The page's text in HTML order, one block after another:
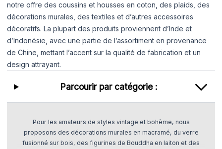
notre offre des coussins et housses en coton, des plaids, des
décorations murales, des textiles et d’autres accessoires
décoratifs. La plupart des produits proviennent d’Inde et
d’Indonésie, avec une partie de l’assortiment en provenance
de Chine, mettant l’accent sur la qualité de fabrication et un
design attrayant.
Parcourir par catégorie :
Pour les amateurs de styles vintage et bohème, nous
proposons des décorations murales en macramé, du verre
fusionné sur bois, des figurines de Bouddha en laiton et des